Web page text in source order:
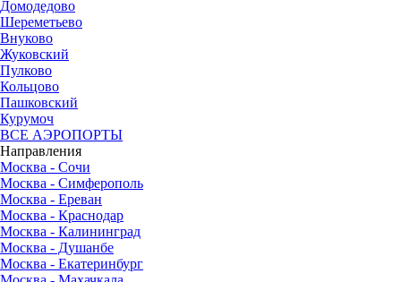
Домодедово
Шереметьево
Внуково
Жуковский
Пулково
Кольцово
Пашковский
Курумоч
ВСЕ АЭРОПОРТЫ
Направления
Москва - Сочи
Москва - Симферополь
Москва - Ереван
Москва - Краснодар
Москва - Калининград
Москва - Душанбе
Москва - Екатеринбург